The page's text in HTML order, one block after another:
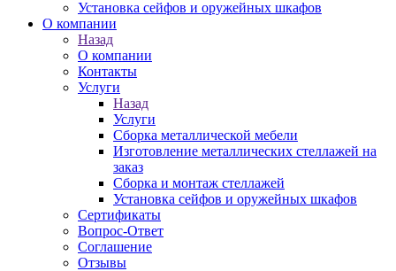
Установка сейфов и оружейных шкафов
О компании
Назад
О компании
Контакты
Услуги
Назад
Услуги
Сборка металлической мебели
Изготовление металлических стеллажей на
заказ
Сборка и монтаж стеллажей
Установка сейфов и оружейных шкафов
Сертификаты
Вопрос-Ответ
Соглашение
Отзывы